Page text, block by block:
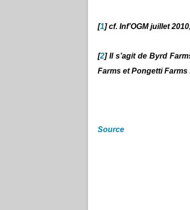
[1] cf. Inf’OGM juillet 2010,
[2] Il s’agit de Byrd
Farms et Pongetti
Source